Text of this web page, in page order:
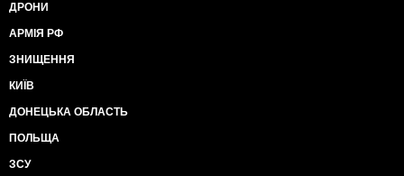
ДРОНИ
АРМІЯ РФ
ЗНИЩЕННЯ
КИЇВ
ДОНЕЦЬКА ОБЛАСТЬ
ПОЛЬЩА
ЗСУ